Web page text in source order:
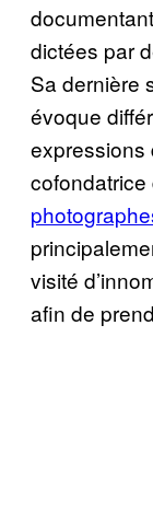
dictées par
Sa dernière
évoque
expressions
cofondatrice
visité
afin de